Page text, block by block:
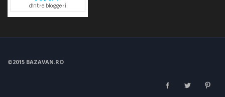
©2015 BAZAVAN.RO